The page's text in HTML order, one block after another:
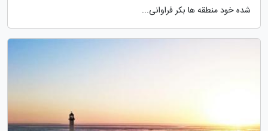
شده خود منطقه ها بکر فراوانی...